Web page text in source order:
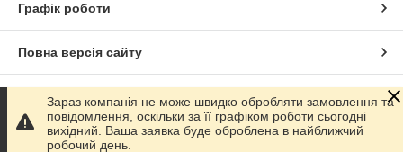
Графік роботи
Повна версія сайту
Сайт створено на маркетплейсіProm.ua
Політика конфіденційності
Зараз компанія не може швидко обробляти замовлення та
повідомлення, оскільки за її графіком роботи сьогодні
вихідний. Ваша заявка буде оброблена в найближчий
робочий день.